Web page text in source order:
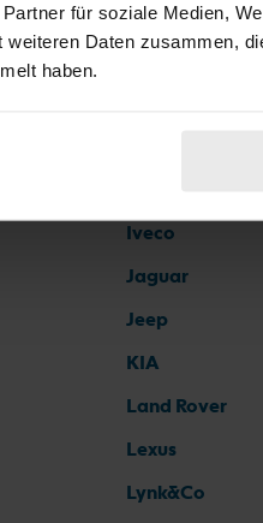
für soziale Medien,
weiteren Daten zusammen,
haben.
Ferrari
Iveco
Jaguar
Jeep
KIA
Land Rover
Lexus
Lynk&Co